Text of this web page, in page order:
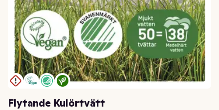
Flytande Kulörtvätt